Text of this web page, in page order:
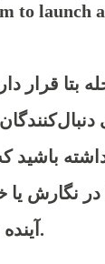
to launch
داشته
در نگارش
آینده نزدیک، یک بخش فارسی کاملاً حرفه‌ای راه‌اندازی کنیم.